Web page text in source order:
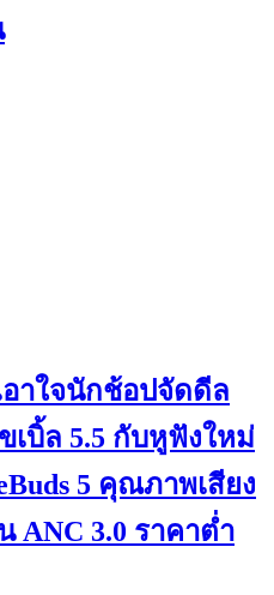
อาใจนักช้อปจัดดีล
เบิ้ล 5.5 กับหูฟังใหม่
5 คุณภาพเสียง
ANC 3.0 ราคาต่ำ